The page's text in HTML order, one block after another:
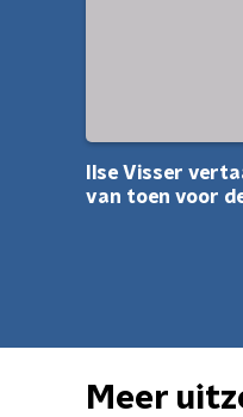
Ilse Visser
van toen voor
Meer